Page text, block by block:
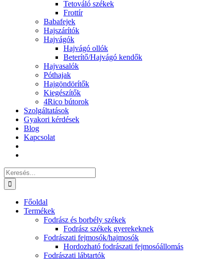
Tetováló székek
Frottír
Babafejek
Hajszárítók
Hajvágók
Hajvágó ollók
Beterítő/Hajvágó kendők
Hajvasalók
Póthajak
Hajgöndörítők
Kiegészítők
4Rico bútorok
Szolgáltatások
Gyakori kérdések
Blog
Kapcsolat
Keresés...
Főoldal
Termékek
Fodrász és borbély székek
Fodrász székek gyerekeknek
Fodrászati fejmosók/hajmosók
Hordozható fodrászati fejmosóállomás
Fodrászati lábtartók